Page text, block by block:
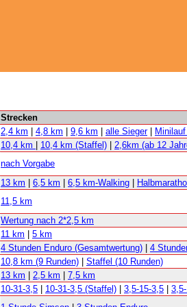
Strecken
2,4 km 4,8 km 9,6 km alle Sieger|
10,4 km 10,4 km (Staffel) 2,6km (ab 12
nach Vorgabe
13 km 6,5 km 6,5 km-Walking
11,5 km
Wertung nach 2*2,5 km
11 km
5 km
4 Stunden Enduro (Gesamtwertung)
4
10,8 km (9 Runden)
Staffel (10 Runden)
13 km 2,5 km
7,5 km
10-31-3,5 10-31-3,5 (Staffel) 3,5-15-3,5